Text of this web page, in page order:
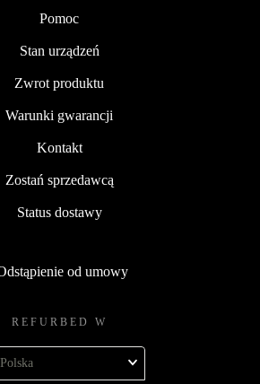
Pomoc
Stan urządzeń
Zwrot produktu
Warunki gwarancji
Kontakt
Zostań sprzedawcą
Status dostawy
od umowy
REFURBED W
Polska